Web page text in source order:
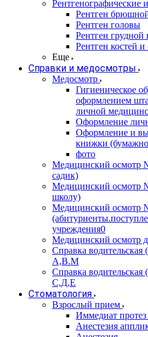
Рентгенографические
Рентген
Рентген головы
Рентген грудной
Рентген костей и
Еще
Справки и медосмотры
Медосмотр
Гигиеническое
оформлением
личной
Оформление
Оформление и
книжки
фото
Медицинский осмотр
садик)
Медицинский осмотр
школу)
Медицинский осмотр
учреждения0
Медицинский осмотр
Справка водительская
А,В.М
Справка водительская
С,Д,Е
Стоматология
Взрослый прием
Иммедиат
Анестезия